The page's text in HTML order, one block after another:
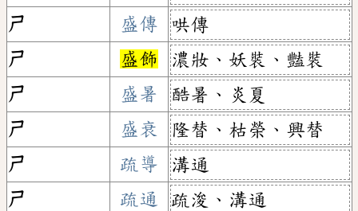
ㄕ
盛傳
哄傳
ㄕ
盛飾
濃妝、妖裝、豔裝
ㄕ
盛暑
酷暑、炎夏
ㄕ
盛衰
隆替、枯榮、興替
ㄕ
疏導
溝通
ㄕ
疏通
疏浚、溝通